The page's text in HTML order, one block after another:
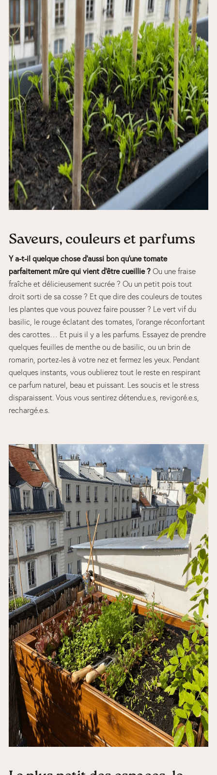
Saveurs, couleurs et parfums
Y a-t-il quelque chose d’aussi bon qu’une tomate
parfaitement mûre qui vient d’être cueillie ? Ou une fraise
fraîche et délicieusement sucrée ? Ou un petit pois tout
droit sorti de sa cosse ? Et que dire des couleurs de toutes
les plantes que vous pouvez faire pousser ? Le vert vif du
basilic, le rouge éclatant des tomates, l’orange réconfortant
des carottes… Et puis il y a les parfums. Essayez de prendre
quelques feuilles de menthe ou de basilic, ou un brin de
romarin, portez-les à votre nez et fermez les yeux. Pendant
quelques instants, vous oublierez tout le reste en respirant
ce parfum naturel, beau et puissant. Les soucis et le stress
disparaissent. Vous vous sentirez détendu.e.s, revigoré.e.s,
rechargé.e.s.